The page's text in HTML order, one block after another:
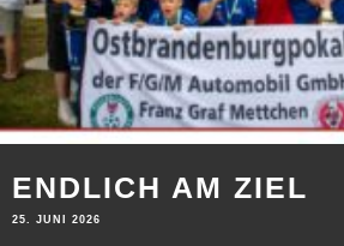
ENDLICH AM ZIEL
25. JUNI 2026